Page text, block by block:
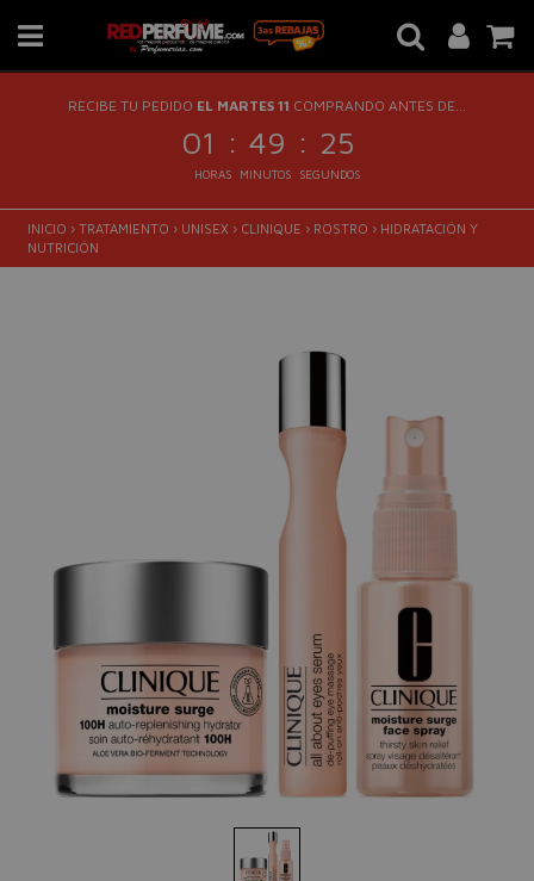
RECIBE TU PEDIDO EL MARTES 11 COMPRANDO ANTES DE...
01 : 49 : 24
HORAS MINUTOS SEGUNDOS
INICIO › TRATAMIENTO › UNISEX › CLINIQUE › ROSTRO › HIDRATACIÓN Y
NUTRICIÓN